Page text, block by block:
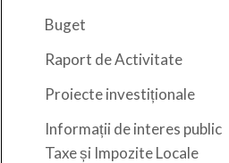
Buget
Raport de Activitate
Proiecte investiționale
Informații de interes public
Taxe și Impozite Locale